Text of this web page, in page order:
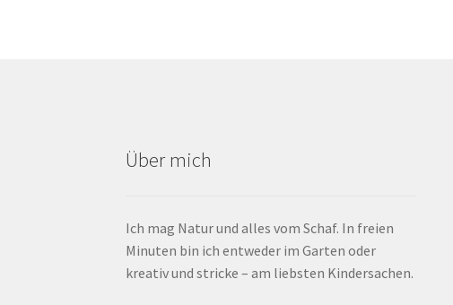
Über mich
Ich mag Natur und alles vom Schaf. In freien
Minuten bin ich entweder im Garten oder
kreativ und stricke – am liebsten Kindersachen.